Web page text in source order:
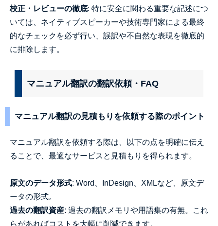
校正・レビューの徹底: 特に安全に関わる重要な記述につ
いては、ネイティブスピーカーや技術専門家による最終
的なチェックを必ず行い、誤訳や不自然な表現を徹底的
に排除します。
マニュアル翻訳の翻訳依頼・FAQ
マニュアル翻訳の見積もりを依頼する際のポイント
マニュアル翻訳を依頼する際は、以下の点を明確に伝え
ることで、最適なサービスと見積もりを得られます。
原文のデータ形式: Word、InDesign、XMLなど、原文デ
ータの形式。
過去の翻訳資産: 過去の翻訳メモリや用語集の有無。これ
らがあればコストを大幅に削減できます。